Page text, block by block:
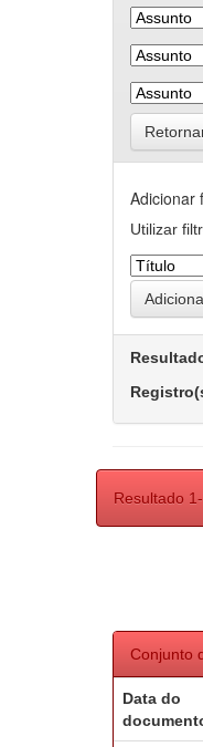
Adicionar
Utilizar
Resultado 1-
Conjunto
Data do